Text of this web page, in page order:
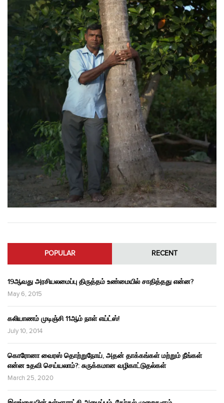
POPULAR RECENT
19ஆவது அரசியலமைப்பு திருத்தம் உண்மையில் சாதித்தது என்ன?
May 6, 2015
கலியாணம் முடிஞ்சி 11ஆம் நாள் எய்ட்ஸ்!
July 10, 2014
கொரோனா வைரஸ் தொற்றுநோய், அதன் தாக்கங்கள் மற்றும் நீங்கள்
என்ன உதவி செய்யலாம்?: சுருக்கமான வழிகாட்டுதல்கள்
March 25, 2020